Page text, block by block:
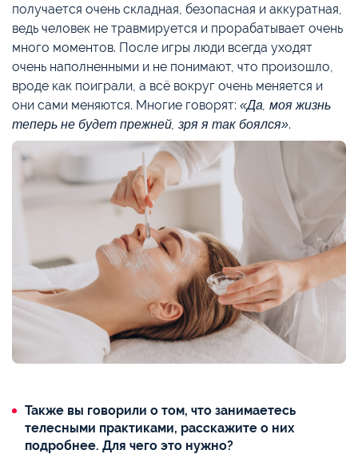
получается очень складная, безопасная и аккуратная,
ведь человек не травмируется и прорабатывает очень
много моментов. После игры люди всегда уходят
очень наполненными и не понимают, что произошло,
вроде как поиграли, а всё вокруг очень меняется и
они сами меняются. Многие говорят: «Да, моя жизнь
теперь не будет прежней, зря я так боялся».
Также вы говорили о том, что занимаетесь
телесными практиками, расскажите о них
подробнее. Для чего это нужно?